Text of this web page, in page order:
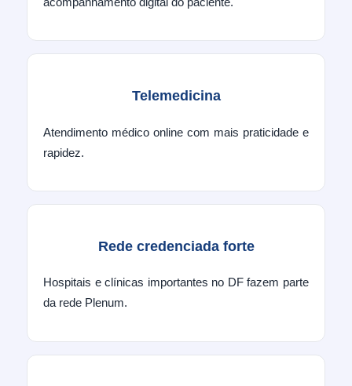
Telemedicina
Atendimento médico online com mais praticidade e
rapidez.
Rede credenciada forte
Hospitais e clínicas importantes no DF fazem parte
da rede Plenum.